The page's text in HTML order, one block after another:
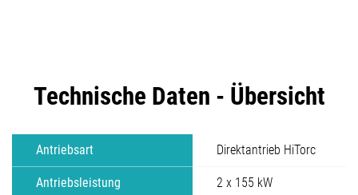
Technische Daten - Übersicht
Antriebsart Direktantrieb HiTorc
Antriebsleistung 2 x 155 kW